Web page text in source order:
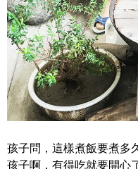
孩子問，這樣煮飯要煮
孩子啊，有得吃就要開心